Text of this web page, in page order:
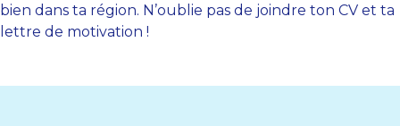
bien dans ta région. N’oublie pas de joindre ton CV et ta
lettre de motivation !